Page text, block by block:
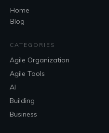
Home
Blog
CATEGORIES
Agile Organization
Agile Tools
AI
Building
Business